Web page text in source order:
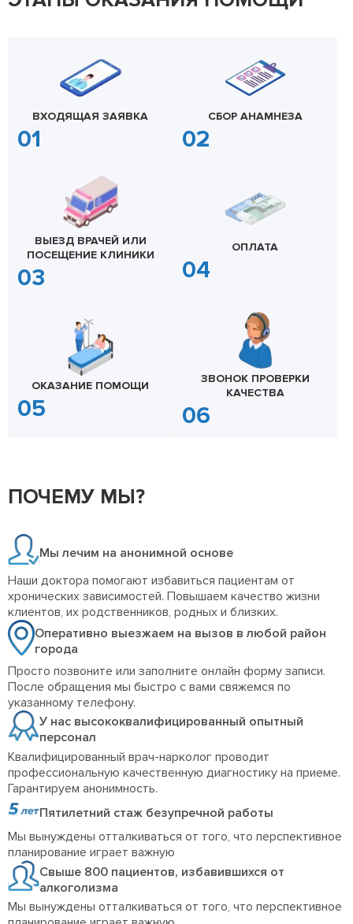
ВХОДЯЩАЯ ЗАЯВКА СБОР АНАМНЕЗА
ВЫЕЗД ВРАЧЕЙ ИЛИ
ПОСЕЩЕНИЕ КЛИНИКИ
ОПЛАТА
ОКАЗАНИЕ ПОМОЩИ
ЗВОНОК ПРОВЕРКИ
КАЧЕСТВА
ПОЧЕМУ МЫ?
Мы лечим на анонимной основе
Наши доктора помогают избавиться пациентам от
хронических зависимостей. Повышаем качество жизни
клиентов, их родственников, родных и близких.
Оперативно выезжаем на вызов в любой район
города
Просто позвоните или заполните онлайн форму записи.
После обращения мы быстро с вами свяжемся по
указанному телефону.
У нас высококвалифицированный опытный
персонал
Квалифицированный врач-нарколог проводит
профессиональную качественную диагностику на приеме.
Гарантируем анонимность.
Пятилетний стаж безупречной работы
Мы вынуждены отталкиваться от того, что перспективное
планирование играет важную
Свыше 800 пациентов, избавившихся от
алкоголизма
Мы вынуждены отталкиваться от того, что перспективное